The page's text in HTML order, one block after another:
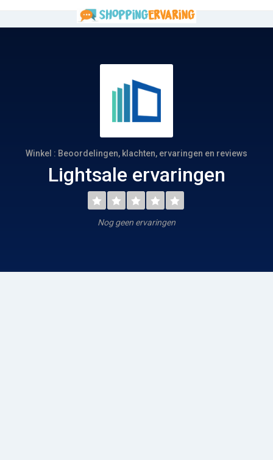
Winkel : Beoordelingen, klachten, ervaringen en reviews
Lightsale ervaringen
Nog geen ervaringen